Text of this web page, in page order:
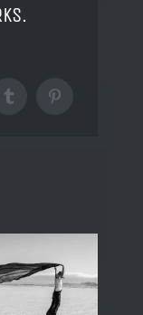
TumblrPinterest